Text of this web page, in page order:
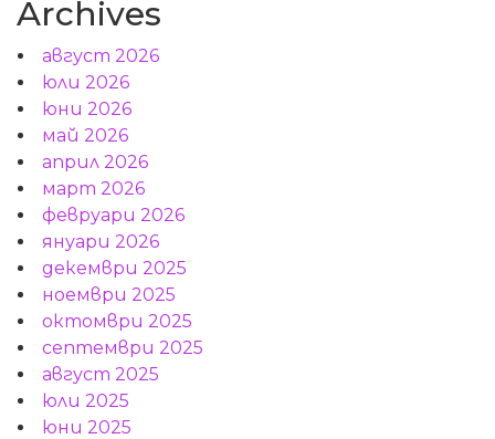
Archives
август 2026
юли 2026
юни 2026
май 2026
април 2026
март 2026
февруари 2026
януари 2026
декември 2025
ноември 2025
октомври 2025
септември 2025
август 2025
юли 2025
юни 2025